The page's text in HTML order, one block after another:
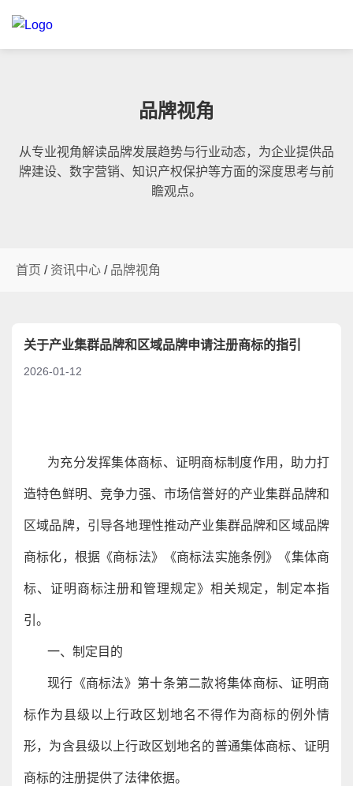
品牌视角
从专业视角解读品牌发展趋势与行业动态，为企业提供品
牌建设、数字营销、知识产权保护等方面的深度思考与前
瞻观点。
首页 / 资讯中心 / 品牌视角
关于产业集群品牌和区域品牌申请注册商标的指引
2026-01-12
为充分发挥集体商标、证明商标制度作用，助力打
造特色鲜明、竞争力强、市场信誉好的产业集群品牌和
区域品牌，引导各地理性推动产业集群品牌和区域品牌
商标化，根据《商标法》《商标法实施条例》《集体商
标、证明商标注册和管理规定》相关规定，制定本指
引。
一、制定目的
现行《商标法》第十条第二款将集体商标、证明商
标作为县级以上行政区划地名不得作为商标的例外情
形，为含县级以上行政区划地名的普通集体商标、证明
商标的注册提供了法律依据。